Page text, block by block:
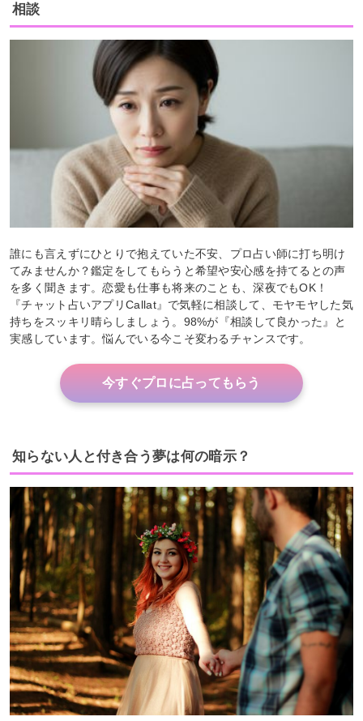
相談
誰にも言えずにひとりで抱えていた不安、プロ占い師に打ち明け
てみませんか？鑑定をしてもらうと希望や安心感を持てるとの声
を多く聞きます。恋愛も仕事も将来のことも、深夜でもOK！
『チャット占いアプリCallat』で気軽に相談して、モヤモヤした気
持ちをスッキリ晴らしましょう。98%が『相談して良かった』と
実感しています。悩んでいる今こそ変わるチャンスです。
今すぐプロに占ってもらう
知らない人と付き合う夢は何の暗示？